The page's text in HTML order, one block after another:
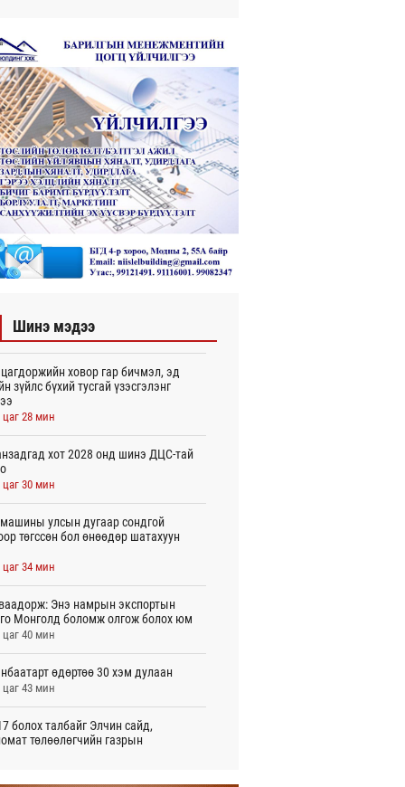
Шинэ мэдээ
ховор гар бичмэл, эд
зүйлс бүхий тусгай үзэсгэлэнг
цаг 28 мин
хот 2028 онд шинэ ДЦС-тай
цаг 30 мин
улсын дугаар сондгой
төгссөн бол өнөөдөр шатахуун
цаг 34 мин
Энэ намрын экспортын
Монголд боломж олгож болох юм
цаг 40 мин
өдөртөө 30 хэм дулаан
цаг 43 мин
болох талбайг Элчин сайд,
төлөөлөгчийн газрын